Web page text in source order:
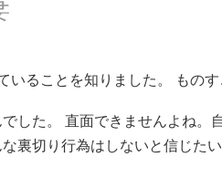
ることを知りました。 ものす
した。 直面できませんよね。
裏切り行為はしないと信じたい